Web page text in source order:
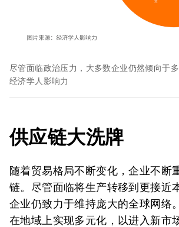
尽管面临政治压力，大多数企业仍然倾向于多
经济学人影响力
供应链大洗牌
随着贸易格局不断变化，企业不断
链。尽管面临将生产转移到更接近
企业仍致力于维持庞大的全球网络
在地域上实现多元化，以进入新市